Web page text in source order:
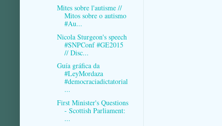
Mites sobre l'autisme //
Mitos sobre o autismo
#Au...
Nicola Sturgeon's speech
#SNPConf #GE2015
// Disc...
Guía gráfica da
#LeyMordaza
#democraciadictatorial
...
First Minister's Questions
- Scottish Parliament:
...